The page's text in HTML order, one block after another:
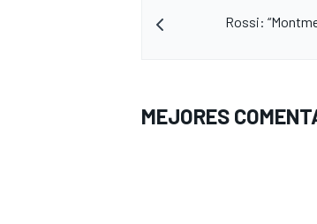
Rossi:
MEJORES